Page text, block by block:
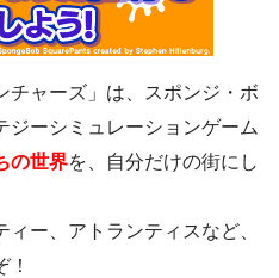
チャーズ」は、スポンジ・ボ
ジーシミュレーションゲーム
の世界を、自分だけの街にし
ー、アトランティスなど、